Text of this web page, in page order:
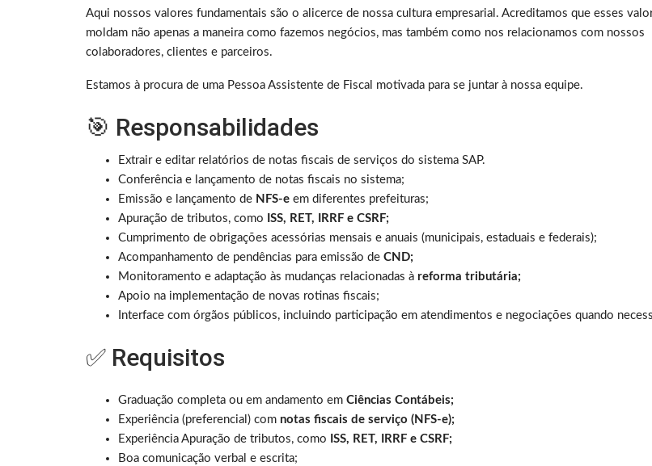
Aqui nossos valores fundamentais são o alicerce de nossa cultura empresarial. Acreditamos que esses
moldam não apenas a maneira como fazemos negócios, mas também como nos relacionamos com nossos
colaboradores, clientes e parceiros.
Estamos à procura de uma Pessoa Assistente de Fiscal motivada para se juntar à nossa equipe.
🎯 Responsabilidades
Extrair e editar relatórios de notas fiscais de serviços do sistema SAP.
Conferência e lançamento de notas fiscais no sistema;
Emissão e lançamento de NFS-e em diferentes prefeituras;
Apuração de tributos, como ISS, RET, IRRF e CSRF;
Cumprimento de obrigações acessórias mensais e anuais (municipais, estaduais e federais);
Acompanhamento de pendências para emissão de CND;
Monitoramento e adaptação às mudanças relacionadas à reforma tributária;
Apoio na implementação de novas rotinas fiscais;
Interface com órgãos públicos, incluindo participação em atendimentos e negociações quando
✅ Requisitos
Graduação completa ou em andamento em Ciências Contábeis;
Experiência (preferencial) com notas fiscais de serviço (NFS-e);
Experiência Apuração de tributos, como ISS, RET, IRRF e CSRF;
Boa comunicação verbal e escrita;